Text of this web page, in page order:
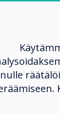
tuotteistamme ja
tai